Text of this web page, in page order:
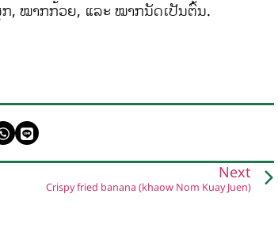
, ໝາກກ້ວຍ, ແລະ ໝາກນັດເປັນຕົ້ນ.
Next
Crispy fried banana (khaow Nom Kuay Juen)